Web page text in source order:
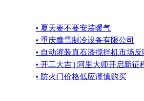
• 夏天要不要安装暖气
• 重庆鹰雪制冷设备有限公司
• 自动灌装真石漆搅拌机市场反
• 开工大吉 | 阿里大师开启新征
• 防火门价格低应谨慎购买